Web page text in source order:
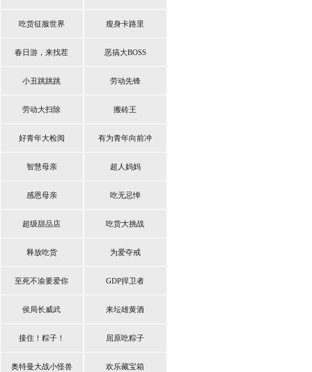
吃货征服世界 瘦身卡路里
春日游，来找茬 恶搞大BOSS
小丑跳跳跳 劳动先锋
劳动大扫除 搬砖王
好青年大检阅 有为青年向前冲
智慧母亲 超人妈妈
感恩母亲 吃无忌惮
超级甜品店 吃货大挑战
释放吃货 为爱夺戒
至死不渝要爱你 GDP捍卫者
侯局长威武 来坛雄黄酒
接住！粽子！ 屈原吃粽子
奥特曼大战小怪兽 欢乐藏宝箱